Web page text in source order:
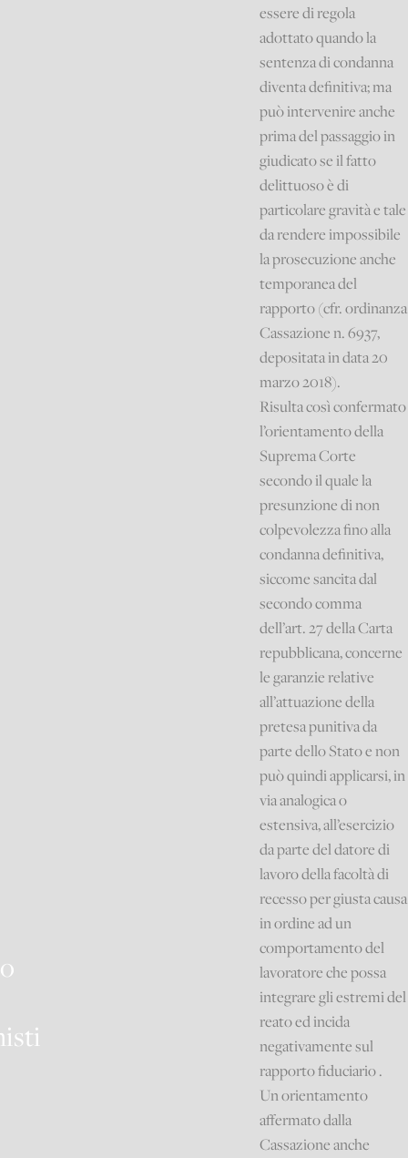
essere di regola
adottato quando la
sentenza di condanna
diventa definitiva; ma
può intervenire anche
prima del passaggio in
giudicato se il fatto
delittuoso è di
particolare gravità e tale
da rendere impossibile
la prosecuzione anche
temporanea del
rapporto (cfr. ordinanza
Cassazione n. 6937,
depositata in data 20
marzo 2018).
Risulta così confermato
l’orientamento della
Suprema Corte
secondo il quale la
presunzione di non
colpevolezza fino alla
condanna definitiva,
siccome sancita dal
secondo comma
dell’art. 27 della Carta
repubblicana, concerne
le garanzie relative
all’attuazione della
pretesa punitiva da
parte dello Stato e non
può quindi applicarsi, in
via analogica o
estensiva, all’esercizio
da parte del datore di
lavoro della facoltà di
recesso per giusta causa
in ordine ad un
comportamento del
lavoratore che possa
integrare gli estremi del
reato ed incida
negativamente sul
rapporto fiduciario .
Un orientamento
affermato dalla
Cassazione anche